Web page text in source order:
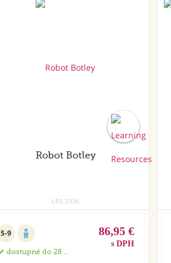
Robot Botley
LRS.2936
5-9
dostupné do 28 dní
86,95 €
s DPH